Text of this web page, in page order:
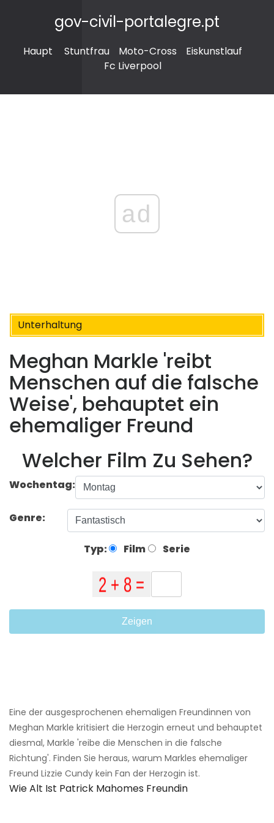
gov-civil-portalegre.pt
Haupt Stuntfrau Moto-Cross
Eiskunstlauf
Fc Liverpool
ad
Unterhaltung
Meghan Markle 'reibt
Menschen auf die falsche
Weise', behauptet ein
ehemaliger Freund
Welcher Film Zu Sehen?
Wochentag:
Genre:
Typ: Film Serie
Zeigen
Eine der ausgesprochenen ehemaligen Freundinnen von
Meghan Markle kritisiert die Herzogin erneut und behauptet
diesmal, Markle 'reibe die Menschen in die falsche
Richtung'. Finden Sie heraus, warum Markles ehemaliger
Freund Lizzie Cundy kein Fan der Herzogin ist.
Wie Alt Ist Patrick Mahomes Freundin